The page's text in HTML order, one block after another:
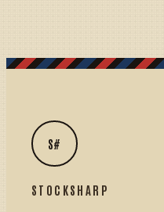
S#
STOCKSHARP